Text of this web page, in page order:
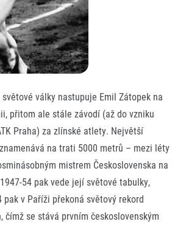
války nastupuje Emil Zátopek na
přitom ale stále závodí (až do vzniku
Praha) za zlínské atlety. Největší
na trati 5000 metrů – mezi léty
mistrem Československa na
54 pak vede její světové tabulky,
pak v Paříži překoná světový rekord
čímž se stává prvním československým